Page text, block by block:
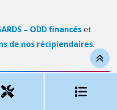
– ODD financéset
de nos récipiendaires.